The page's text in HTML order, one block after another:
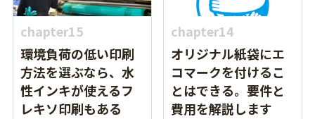
chapter15
環境負荷の低い印刷
方法を選ぶなら、水
性インキが使えるフ
レキソ印刷もある
chapter14
オリジナル紙袋にエ
コマークを付けるこ
とはできる。要件と
費用を解説します